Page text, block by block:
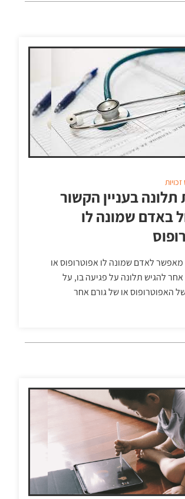
זכויות
בעניין הקשור
באדם שמונה לו
מאפשר לאדם שמונה לו אפוטרופוס או
להגיש תלונה על פגיעה בו, על
האפוטרופוס או של גורם אחר